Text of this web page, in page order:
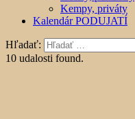
Kempy, priváty
Kalendár PODUJATÍ
Hľadať:
10 udalosti found.